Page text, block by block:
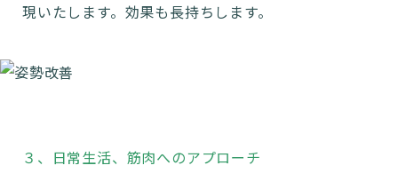
現いたします。効果も長持ちします。
３、日常生活、筋肉へのアプローチ